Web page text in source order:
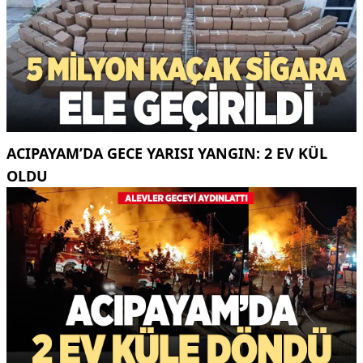
ACIPAYAM’DA GECE YARISI YANGIN: 2 EV KÜL
OLDU